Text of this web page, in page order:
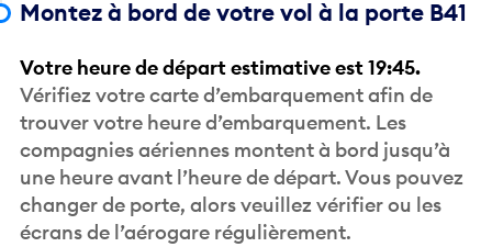
Montez à bord de votre vol à la porte B41
Votre heure de départ estimative est 19:45.
Vérifiez votre carte d’embarquement afin de
trouver votre heure d’embarquement. Les
compagnies aériennes montent à bord jusqu’à
une heure avant l’heure de départ. Vous pouvez
changer de porte, alors veuillez vérifier ou les
écrans de l’aérogare régulièrement.